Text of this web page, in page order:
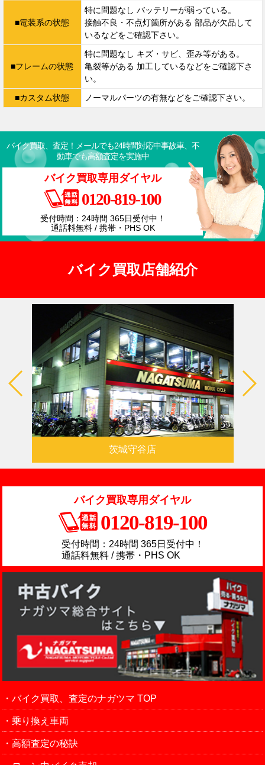
■電装系の状態
特に問題なし バッテリーが弱っている。
接触不良・不点灯箇所がある 部品が欠品して
いるなどをご確認下さい。
■フレームの状態
特に問題なし キズ・サビ、歪み等がある。
亀裂等がある 加工しているなどをご確認下さ
い。
■カスタム状態
ノーマルパーツの有無などをご確認下さい。
バイク買取、査定！メールでも24時間対応中事故車、不
動車でも高額査定を実施中
バイク買取専用ダイヤル
0120-819-100
受付時間：24時間 365日受付中！
通話料無料 / 携帯・PHS OK
バイク買取店舗紹介
茨城守谷店
バイク買取専用ダイヤル
0120-819-100
受付時間：24時間 365日受付中！
通話料無料 / 携帯・PHS OK
バイク買取、査定のナガツマ TOP
乗り換え車両
高額査定の秘訣